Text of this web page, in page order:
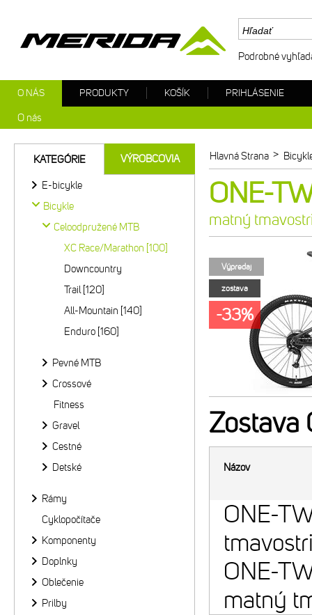
Hlavná Strana >
ONE-
matný
Výpredaj
zostava
-33%
Zostava
Názov
ONE-
ONE-
matný
KATEGÓRIE VÝROBCOVIA
E-bicykle
Bicykle
Celoodpružené MTB
XC Race/Marathon [100]
Downcountry
Trail [120]
All-Mountain [140]
Enduro [160]
Pevné MTB
Crossové
Fitness
Gravel
Cestné
Detské
Rámy
Cyklopočítače
Komponenty
Doplnky
Oblečenie
Prilby
Podrobné
O NÁS
O nás
PRODUKTY KOŠÍK PRIHLÁSENIE